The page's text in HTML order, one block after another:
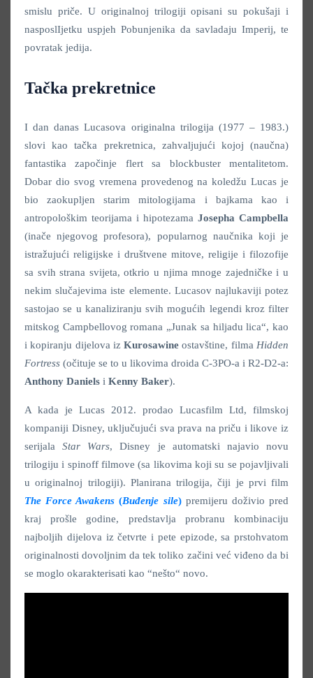
smislu priče. U originalnoj trilogiji opisani su pokušaji i
nasposlIjetku uspjeh Pobunjenika da savladaju Imperij, te
povratak jedija.
Tačka prekretnice
I dan danas Lucasova originalna trilogija (1977 – 1983.)
slovi kao tačka prekretnica, zahvaljujući kojoj (naučna)
fantastika započinje flert sa blockbuster mentalitetom.
Dobar dio svog vremena provedenog na koledžu Lucas je
bio zaokupljen starim mitologijama i bajkama kao i
antropološkim teorijama i hipotezama Josepha Campbella
(inače njegovog profesora), popularnog naučnika koji je
istražujući religijske i društvene mitove, religije i filozofije
sa svih strana svijeta, otkrio u njima mnoge zajedničke i u
nekim slučajevima iste elemente. Lucasov najlukaviji potez
sastojao se u kanaliziranju svih mogućih legendi kroz filter
mitskog Campbellovog romana „Junak sa hiljadu lica“, kao
i kopiranju dijelova izKurosawine ostavštine, filmaHidden
Fortress (očituje se to u likovima droida C-3PO-a i R2-D2-a:
Anthony Daniels i Kenny Baker).
A kada je Lucas 2012. prodao Lucasfilm Ltd, filmskoj
kompaniji Disney, uključujući sva prava na priču i likove iz
serijala Star Wars, Disney je automatski najavio novu
trilogiju i spinoff filmove (sa likovima koji su se pojavljivali
u originalnoj trilogiji). Planirana trilogija, čiji je prvi film
The Force Awakens (Buđenje sile)premijeru doživio pred
kraj prošle godine, predstavlja probranu kombinaciju
najboljih dijelova iz četvrte i pete epizode, sa prstohvatom
originalnosti dovoljnim da tek toliko začini već viđeno da bi
se moglo okarakterisati kao “nešto“ novo.